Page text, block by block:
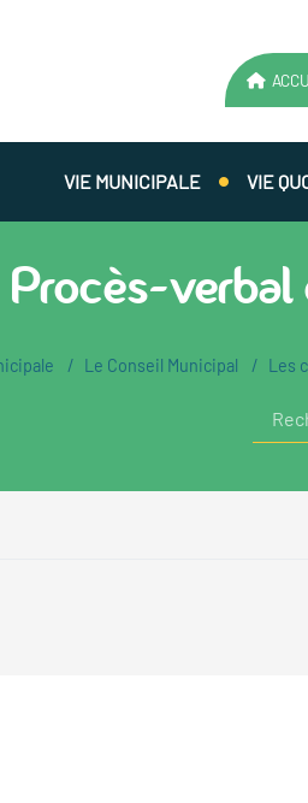
VIE MUNICIPALE VIE
Procès-
Le Conseil Municipal Les